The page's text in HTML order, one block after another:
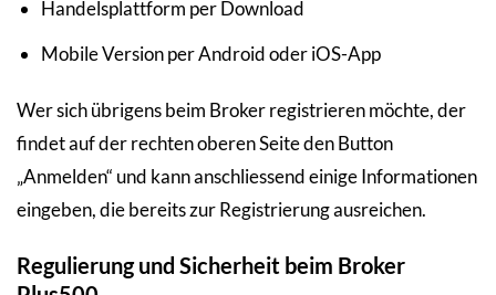
Handelsplattform per Download
Mobile Version per Android oder iOS-App
Wer sich übrigens beim Broker registrieren möchte, der
findet auf der rechten oberen Seite den Button
„Anmelden“ und kann anschliessend einige Informationen
eingeben, die bereits zur Registrierung ausreichen.
Regulierung und Sicherheit beim Broker